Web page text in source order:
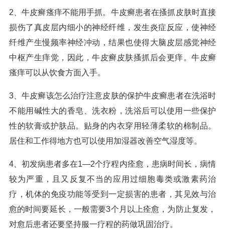
2、牛皮癣瘙痒不能用手抓。牛皮癣患者在搔抓皮肤时直接
损伤了真皮层内细小的神经纤维，发生炎症反应，使神经
纤维产生慢频率神经冲动，结果也使得大脑皮层感觉神经
中枢产生痒觉，因此，牛皮癣皮肤搔抓后会更痒。牛皮癣
瘙痒可以从饮食方面入手。
3、牛皮癣该怎么治疗注意皮肤的保护牛皮癣患者在洗浴时
不能用碱性大的香皂、洗衣粉，洗浴后可以使用一些保护
性的软膏或护肤品。贴身的内衣穿用轻薄柔软的棉制品。
居住和工作得地方也可以使用加湿器改善空气湿度等。
4、初发病患者多在1—2个疗程内痊愈，患病时间长，病情
较为严重，且又反复不当的应用过细胞毒类或激素药治
疗，机体的免疫功能等受到一定损害的患者，其见效与治
愈的时间要延长，一般需要3个月以上痊愈，为防止复发，
对愈后患者还要坚持服一疗程的药做巩固治疗。